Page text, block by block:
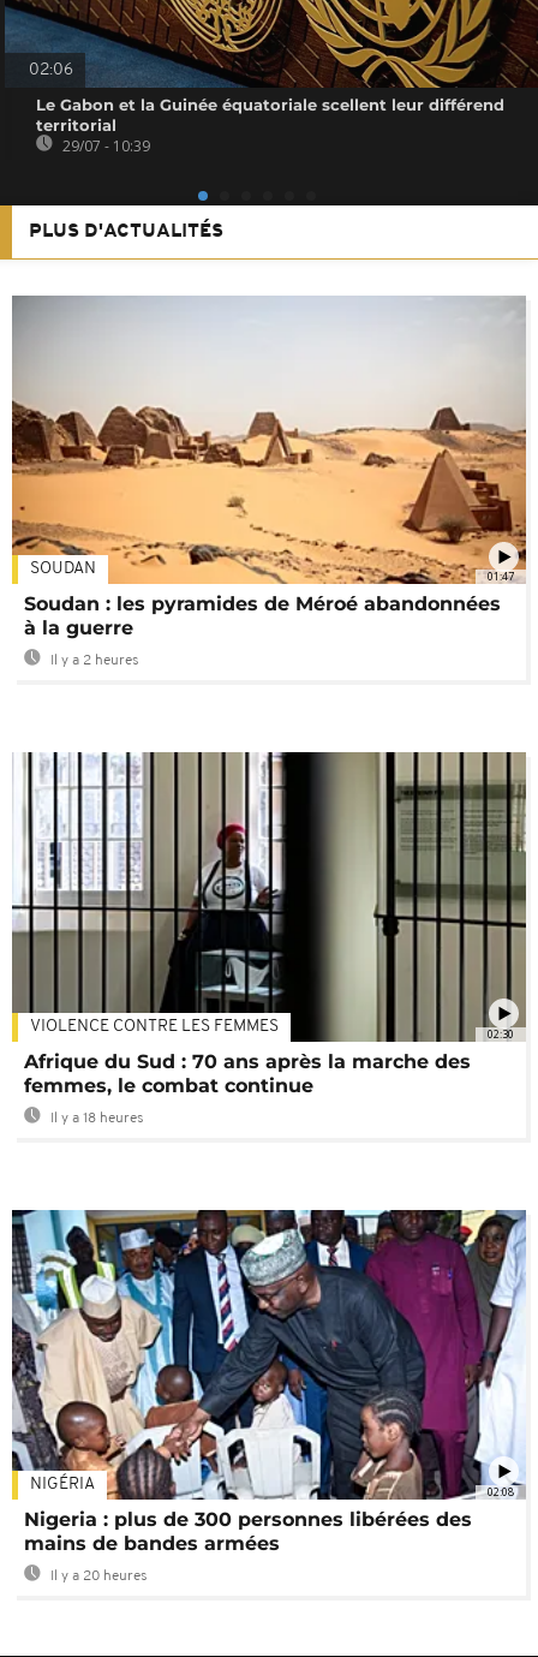
02:06
Le Gabon et la Guinée équatoriale scellent leur différend
territorial
29/07 - 10:39
PLUS D'ACTUALITÉS
01:47
SOUDAN
Soudan : les pyramides de Méroé abandonnées
à la guerre
Il y a 2 heures
02:30
VIOLENCE CONTRE LES FEMMES
Afrique du Sud : 70 ans après la marche des
femmes, le combat continue
Il y a 18 heures
02:08
NIGÉRIA
Nigeria : plus de 300 personnes libérées des
mains de bandes armées
Il y a 20 heures